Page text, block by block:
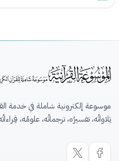
موسوعة إلكترونية شاملة في خدمة
تِلاواتُه، تفسيرُه، ترجماتُه، علومُه،